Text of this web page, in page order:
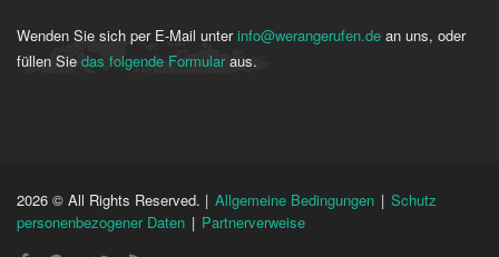
Wenden Sie sich per E-Mail unterinfo@werangerufen.de an uns, oder
füllen Sie das folgende Formularaus.
2026 © All Rights Reserved. | Allgemeine Bedingungen | Schutz
personenbezogener Daten | Partnerverweise